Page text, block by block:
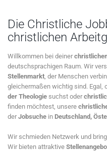
Die Christliche
christlichen
Willkommen bei deiner
deutschsprachigen Raum. Wir
Stellenmarkt , der Menschen
gleichermaßen wichtig sind. Egal,
der Theologie suchst oder
finden möchtest, unsere
derJobsuche in Deutschland,
Wir schmieden Netzwerk und
Wir bieten attraktive